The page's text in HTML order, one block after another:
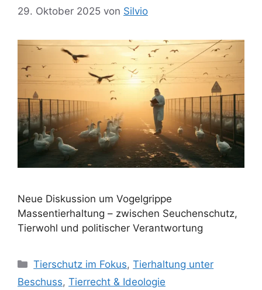
29. Oktober 2025 von Silvio
Neue Diskussion um Vogelgrippe
Massentierhaltung – zwischen Seuchenschutz,
Tierwohl und politischer Verantwortung
K
Tierschutz im Fokus,Tierhaltung unter
Beschuss, Tierrecht & Ideologie